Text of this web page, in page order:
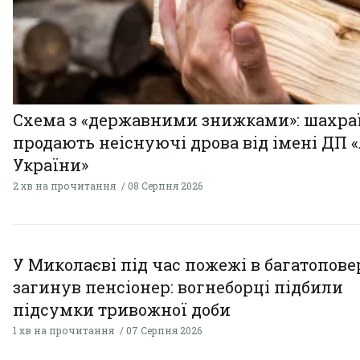
Схема з «державними знижками»:
продають неіснуючі дрова від імені ДП
України»
2 хв на прочитання 08 Серпня 2026
У Миколаєві під час пожежі в
загинув пенсіонер: вогнеборці підбили
підсумки тривожної доби
1 хв на прочитання 07 Серпня 2026